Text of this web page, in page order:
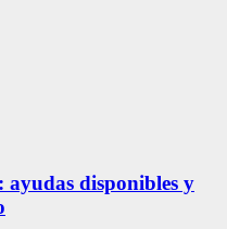
ayudas disponibles y